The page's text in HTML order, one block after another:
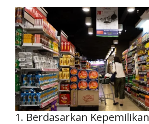
1. Berdasarkan Kepemilikan